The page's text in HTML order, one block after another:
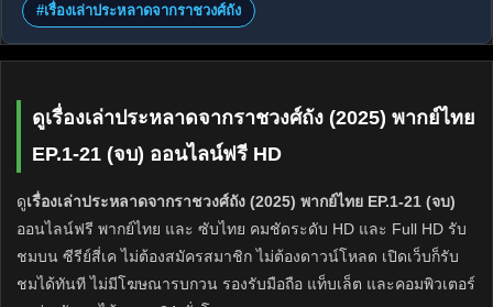
#เรื่องเล่าประหลาดจากราชวงศ์ถัง
ดูเรื่องเล่าประหลาดจากราชวงศ์ถัง (2025) พากย์ไทย
EP.1-21 (จบ) ออนไลน์ฟรี HD
ดูเรื่องเล่าประหลาดจากราชวงศ์ถัง (2025) พากย์ไทย EP.1-21 (จบ)
ออนไลน์ฟรี พากย์ไทย และ ซับไทย คมชัดระดับ HD และ Full HD รับ
ชมบน ซีรีย์สี่เค ไม่ต้องสมัครสมาชิก ไม่ต้องดาวน์โหลด เปิดเว็บก็รับ
ชมได้ทันที ไม่มีโฆษณารบกวน รองรับมือถือ แท็บเล็ต และคอมพิวเตอร์